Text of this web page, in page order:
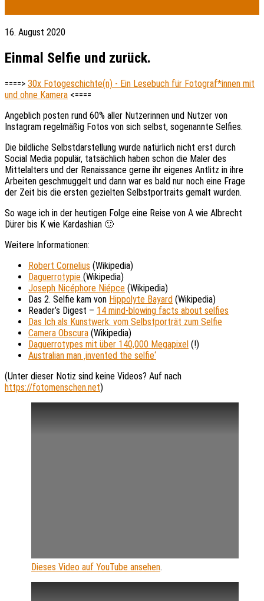
16. August 2020
Einmal Selfie und zurück.
====> 30x Fotogeschichte(n) - Ein Lesebuch für Fotograf*innen mit
und ohne Kamera <====
Angeblich posten rund 60% aller Nutzerinnen und Nutzer von
Instagram regelmäßig Fotos von sich selbst, sogenannte Selfies.
Die bildliche Selbstdarstellung wurde natürlich nicht erst durch
Social Media populär, tatsächlich haben schon die Maler des
Mittelalters und der Renaissance gerne ihr eigenes Antlitz in ihre
Arbeiten geschmuggelt und dann war es bald nur noch eine Frage
der Zeit bis die ersten gezielten Selbstportraits gemalt wurden.
So wage ich in der heutigen Folge eine Reise von A wie Albrecht
Dürer bis K wie Kardashian 🙂
Weitere Informationen:
Robert Cornelius (Wikipedia)
Daguerrotypie (Wikipedia)
Joseph Nicéphore Niépce (Wikipedia)
Das 2. Selfie kam von Hippolyte Bayard (Wikipedia)
Reader’s Digest – 14 mind-blowing facts about selfies
Das Ich als Kunstwerk: vom Selbstporträt zum Selfie
Camera Obscura (Wikipedia)
Daguerrotypes mit über 140,000 Megapixel (!)
Australian man ‚invented the selfie‘
(Unter dieser Notiz sind keine Videos? Auf nach
https://fotomenschen.net)
Dieses Video auf YouTube ansehen.